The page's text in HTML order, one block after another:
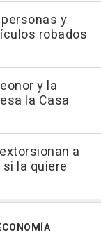
y
robados
y la
la Casa
a
la quiere